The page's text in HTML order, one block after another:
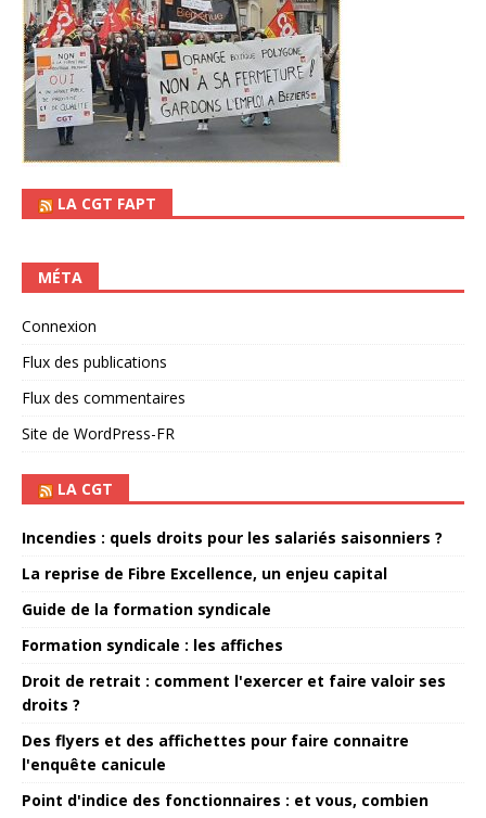
LA CGT FAPT
MÉTA
Connexion
Flux des publications
Flux des commentaires
Site de WordPress-FR
LA CGT
Incendies : quels droits pour les salariés saisonniers ?
La reprise de Fibre Excellence, un enjeu capital
Guide de la formation syndicale
Formation syndicale : les affiches
Droit de retrait : comment l'exercer et faire valoir ses
droits ?
Des flyers et des affichettes pour faire connaitre
l'enquête canicule
Point d'indice des fonctionnaires : et vous, combien